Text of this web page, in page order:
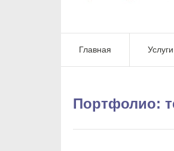
Главная Услуги
Портфолио: